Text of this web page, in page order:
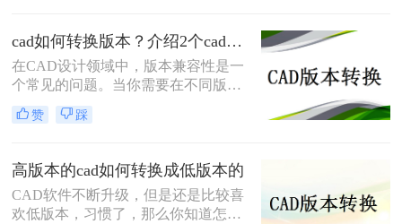
本，导致无法直接打开高版本的CAD
文件。此时，将CAD高版本转换成低
版本就显得尤为重要。那么怎么从
介绍几种将CAD高版本转换成低版本
cad如何转换版本？介绍2个cad版本转换方法！
在CAD设计领域中，版本兼容性是一
个常见的问题。当你需要在不同版本
的CAD软件之间进行文件转换时，可
能会遇到一些困扰。那么cad如何转换
的方法，帮助你解决CAD版本转换的
问题。
赞 踩
高版本的cad如何转换成低版本的
CAD软件不断升级，但是还是比较喜
欢低版本，习惯了，那么你知道怎么